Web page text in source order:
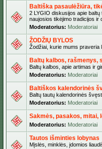
Baltiška pasaulėžiūra,
2 LYGIO diskusijos apie
naujosios tikėjimo tradicijos ir
Moderatorius: Moderatoriai
ŽODŽIŲ BYLOS
Žodžiai, kurie mums praveria
Baltų kalbos, rašmenys,
Baltų kalbos, apie artimas ir
Moderatorius: Moderatoriai
Baltiškos kalendorinės
Baltų tautų kalendorinės
Moderatorius: Moderatoriai
Sakmės, pasakos, mitai,
Moderatorius: Moderatoriai
Tautos išminties lobynas
Mįslės, minklės, įdomios